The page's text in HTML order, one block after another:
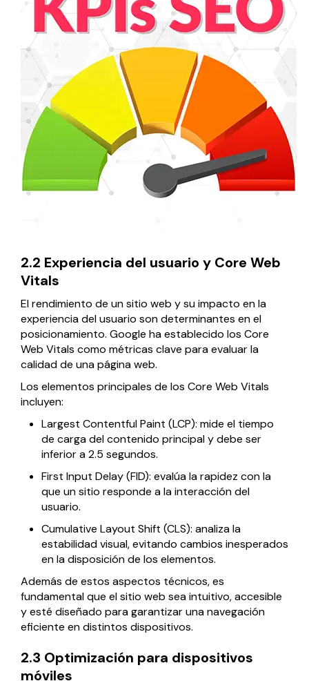
2.2 Experiencia del usuario y Core Web
Vitals
El rendimiento de un sitio web y su impacto en la
experiencia del usuario son determinantes en el
posicionamiento. Google ha establecido los Core
Web Vitals como métricas clave para evaluar la
calidad de una página web.
Los elementos principales de los Core Web Vitals
incluyen:
Largest Contentful Paint (LCP): mide el tiempo
de carga del contenido principal y debe ser
inferior a 2.5 segundos.
First Input Delay (FID): evalúa la rapidez con la
que un sitio responde a la interacción del
usuario.
Cumulative Layout Shift (CLS): analiza la
estabilidad visual, evitando cambios inesperados
en la disposición de los elementos.
Además de estos aspectos técnicos, es
fundamental que el sitio web sea intuitivo, accesible
y esté diseñado para garantizar una navegación
eficiente en distintos dispositivos.
2.3 Optimización para dispositivos
móviles